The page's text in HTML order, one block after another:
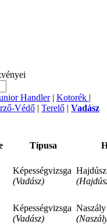
Handler| Kotorék |
Védő | Terelő | Vadász
Típusa
Képességvizsga
(Vadász)
Képességvizsga
(Vadász)
Naszály